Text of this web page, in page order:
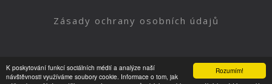
Rozumím!
K poskytování funkcí sociálních médií a analýze naší
návštěvnosti využíváme soubory cookie. Informace o tom, jak
Zásady ochrany osobních údajů
Nahoru